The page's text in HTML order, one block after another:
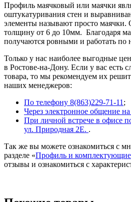
Профиль маячковый или маячки
оштукатуривания стен и
элементы называют просто
толщину от 6 до 10мм. Благодаря
получаются ровными и работать по
Только у нас наиболее выгодные
в Ростове-на-Дону. Если у вас есть
товара, то мы рекомендуем их
наших менеджеров:
По телефону 8(863)229-71-11 ;
Через электронное общение
При личной встрече в офисе
ул. Природная 2Е. .
Так же вы можете ознакомиться с
разделе «Профиль и комплектующие
отзывы и ознакомиться с